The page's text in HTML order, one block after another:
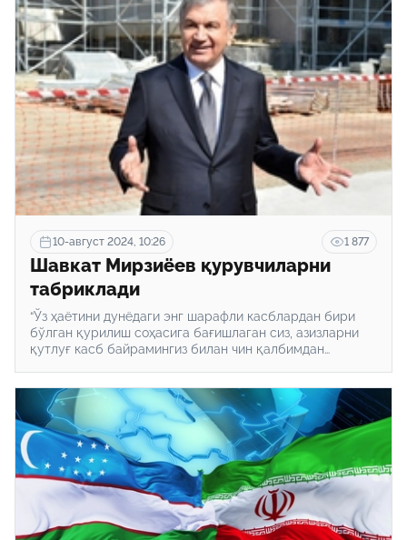
10-август 2024, 10:26 1 877
Шавкат Мирзиёев қурувчиларни
табриклади
“Ўз ҳаётини дунёдаги энг шарафли касблардан бири
бўлган қурилиш соҳасига бағишлаган сиз, азизларни
қутлуғ касб байрамингиз билан чин қалбимдан
дейилади табрикда.